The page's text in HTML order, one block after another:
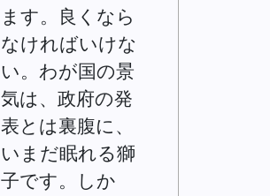
ます。良くなら
なければいけな
い。わが国の景
気は、政府の発
表とは裏腹に、
いまだ眠れる獅
子です。しか